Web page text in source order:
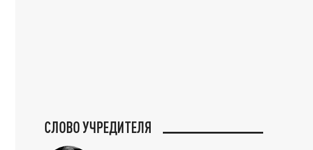
СЛОВО УЧРЕДИТЕЛЯ